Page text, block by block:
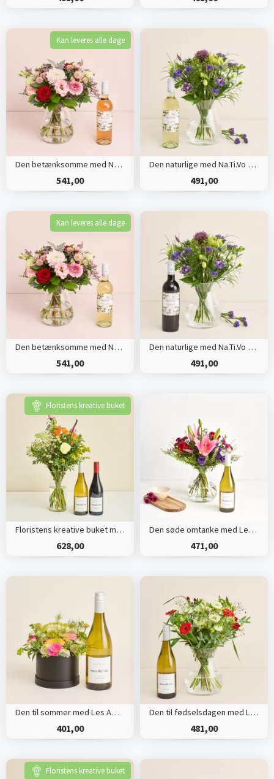
Kan leveres alle dage
Den betænksomme med Na.Ti.Vo Rosé
541,00
Den naturlige med Na.Ti.Vo Pinot Grigio Organic
491,00
Kan leveres alle dage
Den betænksomme med Na.ti.vo Pinot grigio
541,00
Den naturlige med Na.Ti.Vo Sangiovese Organic
491,00
Floristens kreative buket
Floristens kreative buket med 2 fl. vin
628,00
Den søde omtanke med Les Amourettes, Sauvignon Blanc
471,00
Den til sommer med Les Amourettes, Sauvignon Blanc
401,00
Den til fødselsdagen med Les Amourettes, Sauvignon Blanc
481,00
Floristens kreative buket